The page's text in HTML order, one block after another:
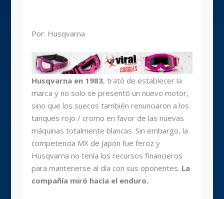
Por: Husqvarna
Husqvarna en 1983, trató de establecer la
marca y no solo se presentó un nuevo motor,
sino que los suecos también renunciaron a los
tanques rojo / cromo en favor de las nuevas
máquinas totalmente blancas. Sin embargo, la
competencia MX de Japón fue feroz y
Husqvarna no tenía los recursos financieros
para mantenerse al día con sus oponentes. La
compañía miró hacia el enduro.